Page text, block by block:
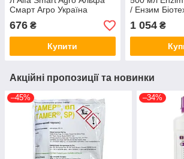
Смарт Агро Україна
676 ₴
Купити
/ Ензим
Україна
1 054₴
Акційні пропозиції та новинки
–45% –34%